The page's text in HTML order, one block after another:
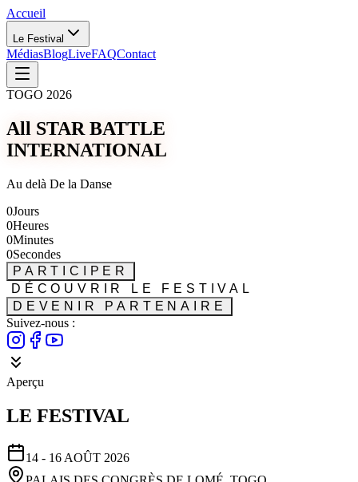
Accueil
Le Festival
MédiasBlogLiveFAQContact
TOGO 2026
All STAR BATTLE
INTERNATIONAL
Au delà De la Danse
0Jours
0Heures
0Minutes
0Secondes
PARTICIPER
DÉCOUVRIR LE FESTIVAL
DEVENIR PARTENAIRE
Suivez-nous :
Aperçu
LE FESTIVAL
14 - 16 AOÛT 2026